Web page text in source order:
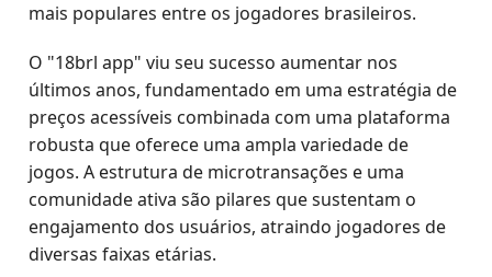
mais populares entre os jogadores brasileiros.
O "18brl app" viu seu sucesso aumentar nos
últimos anos, fundamentado em uma estratégia de
preços acessíveis combinada com uma plataforma
robusta que oferece uma ampla variedade de
jogos. A estrutura de microtransações e uma
comunidade ativa são pilares que sustentam o
engajamento dos usuários, atraindo jogadores de
diversas faixas etárias.